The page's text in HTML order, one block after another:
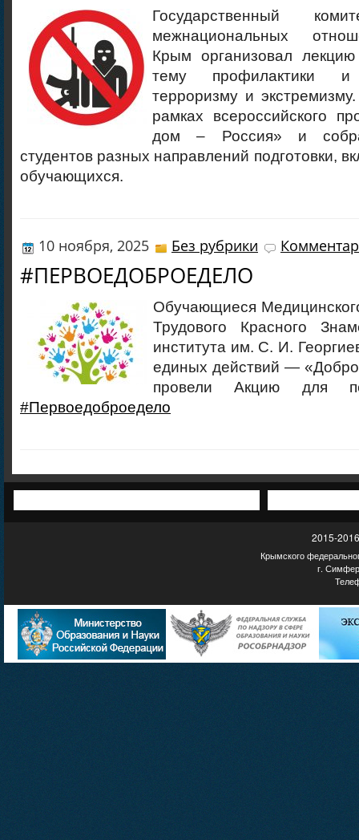
Государственный
межнациональных
Крым организовал
тему профилактики и
терроризму и
рамках всероссийского
дом – Россия» и
студентов разных направлений подготовки,
обучающихся.
10 ноября, 2025 Без рубрики
#ПЕРВОЕДОБРОЕДЕЛО
Обучающиеся
Трудового Красного
института им. С. И.
единых действий —
провели Акцию для
#Первоедоброедело
2015-
Крымского
г.